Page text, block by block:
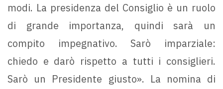
modi. La presidenza del Consiglio è un ruolo
di grande importanza, quindi sarà un
compito impegnativo. Sarò imparziale:
chiedo e darò rispetto a tutti i consiglieri.
Sarò un Presidente giusto». La nomina di